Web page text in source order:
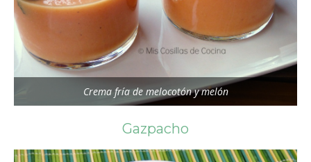
Crema fría de melocotón y melón
Gazpacho